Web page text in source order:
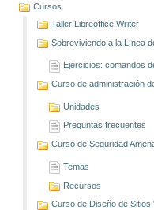
Cursos
Taller Libreoffice Writer
Sobreviviendo a la Línea
Ejercicios: comandos
Curso de administración
Unidades
Preguntas frecuentes
Curso de Seguridad
Temas
Recursos
Curso de Diseño de